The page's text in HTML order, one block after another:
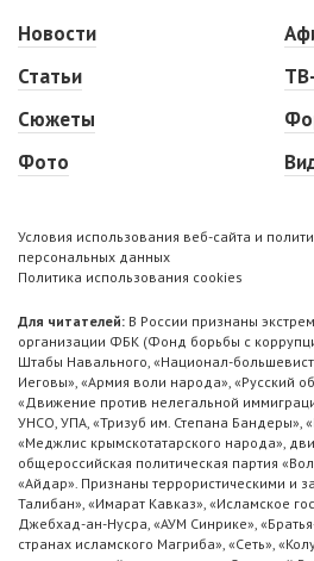
Новости
Статьи
Сюжеты
Фото
Условия использования веб-сайта и
персональных данных
Политика использования cookies
Для читателей: В России признаны
организации ФБК (Фонд борьбы с
Штабы Навального, «Национал-
Иеговы», «Армия воли народа», «Русский
«Движение против нелегальной
УНСО, УПА, «Тризуб им. Степана Бандеры»,
«Меджлис крымскотатарского народа»,
общероссийская политическая партия
«Айдар». Признаны террористическими и
Талибан», «Имарат Кавказ», «Исламское
Джебхад-ан-Нусра, «АУМ Синрике»,
странах исламского Магриба», «Сеть»,